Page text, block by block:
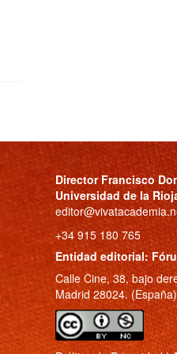
Director Francisco
Universidad de la
+34 915 180 765
Entidad editorial:
Calle Cine, 38, bajo
Madrid 28024. (España)